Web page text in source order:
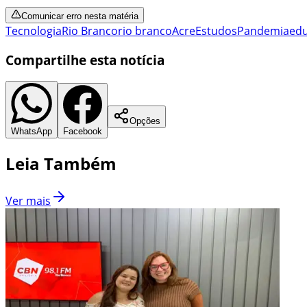
Comunicar erro nesta matéria
TecnologiaRio Brancorio brancoAcreEstudosPandemia
Compartilhe esta notícia
WhatsApp Facebook
Opções
Leia Também
Ver mais